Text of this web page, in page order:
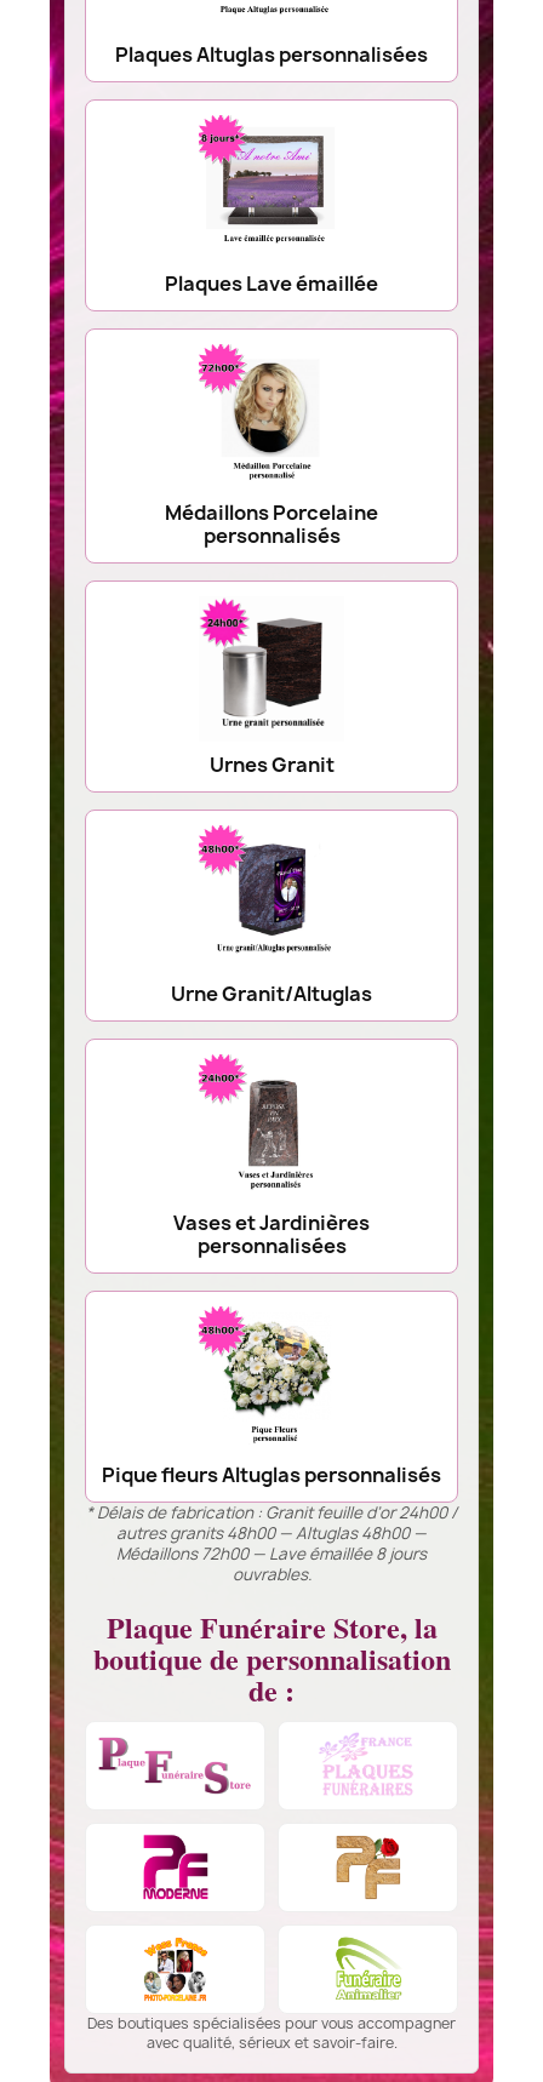
Plaques Altuglas personnalisées
Plaques Lave émaillée
Médaillons Porcelaine
personnalisés
Urnes Granit
Urne Granit/Altuglas
Vases et Jardinières
personnalisées
Pique fleurs Altuglas personnalisés
* Délais de fabrication : Granit feuille d’or 24h00 /
autres granits 48h00 — Altuglas 48h00 —
Médaillons 72h00 — Lave émaillée 8 jours
ouvrables.
Plaque Funéraire Store, la
boutique de personnalisation
de :
Des boutiques spécialisées pour vous accompagner
avec qualité, sérieux et savoir-faire.